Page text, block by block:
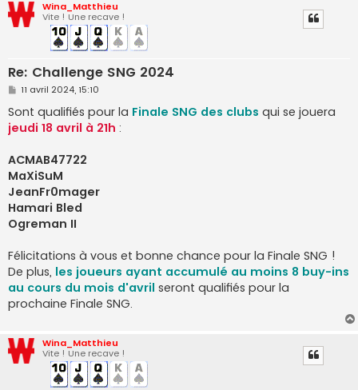
Wina_Matthieu
Vite ! Une recave !
Re: Challenge SNG 2024
M
s
s
a
11 avril 2024, 15:10
Sont qualifiés pour la Finale SNG des clubs qui se jouera
jeudi 18 avril à 21h :
ACMAB47722
MaXiSuM
JeanFr0mager
Hamari Bled
Ogreman II
Félicitations à vous et bonne chance pour la Finale SNG !
De plus, les joueurs ayant accumulé au moins 8 buy-ins
au cours du mois d'avril seront qualifiés pour la
prochaine Finale SNG.
Wina_Matthieu
Vite ! Une recave !